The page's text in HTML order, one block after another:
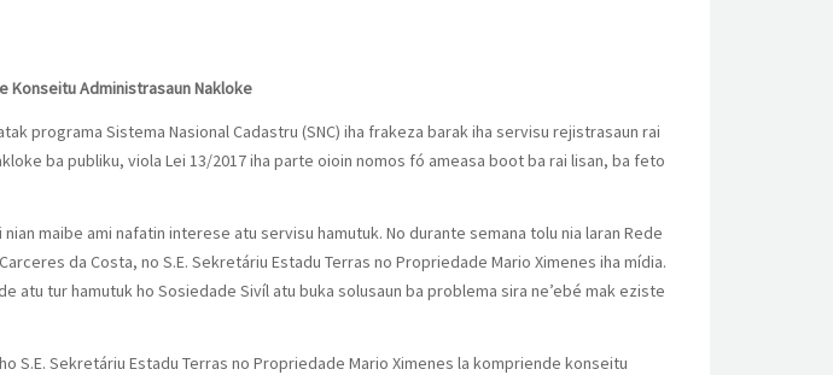
Konseitu Administrasaun Nakloke
programa Sistema Nasional Cadastru (SNC) iha frakeza barak iha servisu rejistrasaun rai
ba publiku, viola Lei 13/2017 iha parte oioin nomos fó ameasa boot ba rai lisan, ba feto
maibe ami nafatin interese atu servisu hamutuk. No durante semana tolu nia laran Rede
da Costa, no S.E. Sekretáriu Estadu Terras no Propriedade Mario Ximenes iha mídia.
atu tur hamutuk ho Sosiedade Sivíl atu buka solusaun ba problema sira ne’ebé mak eziste
S.E. Sekretáriu Estadu Terras no Propriedade Mario Ximenes la kompriende konseitu